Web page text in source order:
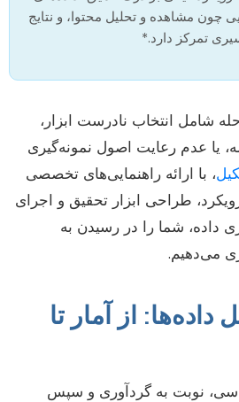
چون مشاهده و تحلیل محتوا، و نتایج
تمرکز دارد.*
شامل انتخاب نادرست ابزار،
یا عدم رعایت اصول نمونه‌گیری
، با ارائه راهنمایی‌های تخصصی
طراحی ابزار تحقیق و اجرای
داده، شما را در رسیدن به
می‌دهیم.
داده‌ها: از آمار تا
نوبت به گردآوری و سپس